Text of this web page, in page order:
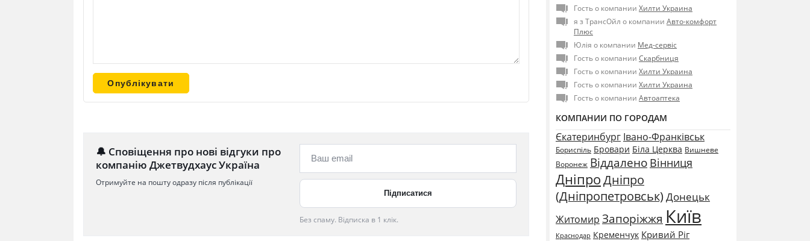
🔔 Сповіщення про нові відгуки про
компанію Джетвудхаус Україна
Отримуйте на пошту одразу після публікації
Без спаму. Відписка в 1 клік.
Гость о компании Хилти Украина
я з ТрансОйл о компании Авто-комфорт
Плюс
Юлія о компании Мед-сервіс
Гость о компании Скарбниця
Гость о компании Хилти Украина
Гость о компании Хилти Украина
Гость о компании Автоаптека
КОМПАНИИ ПО ГОРОДАМ
Єкатеринбург Івано-Франківськ
Бориспіль Бровари Біла Церква Вишневе
Воронеж Віддалено Вінниця
ДніпроДніпро
(Дніпропетровськ) Донецьк
Житомир Запоріжжя Київ
Краснодар Кременчук Кривий Ріг